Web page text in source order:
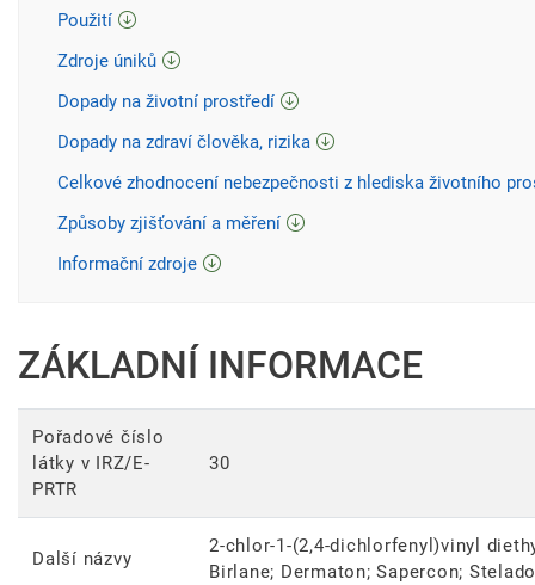
Použití
Zdroje úniků
Dopady na životní prostředí
Dopady na zdraví člověka, rizika
Celkové zhodnocení nebezpečnosti z hlediska životního
Způsoby zjišťování a měření
Informační zdroje
ZÁKLADNÍ INFORMACE
Pořadové číslo
látky v IRZ/E-
PRTR
30
Další názvy
2-chlor-1-(2,4-dichlorfenyl)vinyl
Birlane; Dermaton; Sapercon;